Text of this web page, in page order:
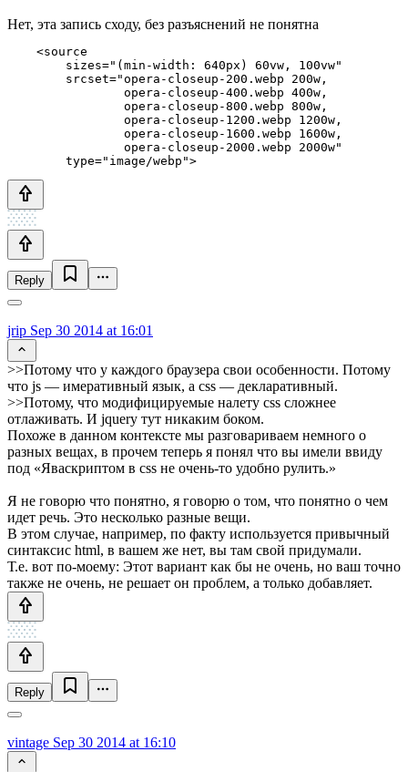
Нет, эта запись сходу, без разъяснений не понятна
    <source
        sizes="(min-width: 640px) 60vw, 100vw"
        srcset="opera-closeup-200.webp 200w,
                opera-closeup-400.webp 400w,
                opera-closeup-800.webp 800w,
                opera-closeup-1200.webp 1200w,
                opera-closeup-1600.webp 1600w,
                opera-closeup-2000.webp 2000w"
Reply
jrip Sep 30 2014 at 16:01
>>Потому что у каждого браузера свои особенности. Потому
что js — имеративный язык, а css — декларативный.
>>Потому, что модифицируемые налету css сложнее
отлаживать. И jquery тут никаким боком.
Похоже в данном контексте мы разговариваем немного о
разных вещах, в прочем теперь я понял что вы имели ввиду
под «Яваскриптом в css не очень-то удобно рулить.»
Я не говорю что понятно, я говорю о том, что понятно о чем
идет речь. Это несколько разные вещи.
В этом случае, например, по факту используется привычный
синтаксис html, в вашем же нет, вы там свой придумали.
Т.е. вот по-моему: Этот вариант как бы не очень, но ваш точно
также не очень, не решает он проблем, а только добавляет.
Reply
vintage Sep 30 2014 at 16:10